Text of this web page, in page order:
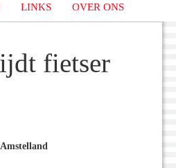
LINKS OVER ONS
fietser